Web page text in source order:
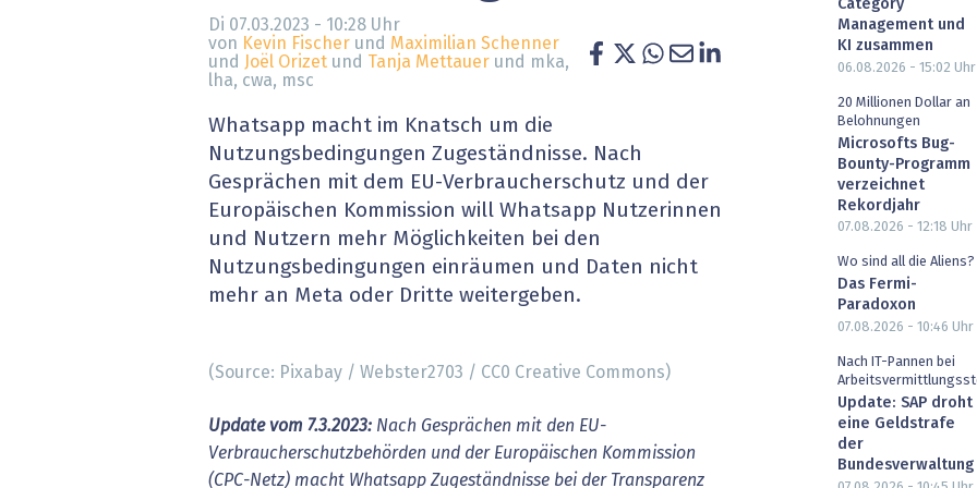
» alle News
EU-DSGVO
XaaS, Managed Services & Co.
Digital Banking
» alle Dossiers
Artificial Intelligence
Fintech & Insurtech
Professional AV & Digital Signage
Di 07.03.2023 - 10:28 Uhr
von Kevin Fischer und Maximilian Schenner
und Joël Orizet und Tanja Mettauer und mka,
lha, cwa, msc
Whatsapp macht im Knatsch um die
Nutzungsbedingungen Zugeständnisse. Nach
Gesprächen mit dem EU-Verbraucherschutz und der
Europäischen Kommission will Whatsapp Nutzerinnen
und Nutzern mehr Möglichkeiten bei den
Nutzungsbedingungen einräumen und Daten nicht
mehr an Meta oder Dritte weitergeben.
(Source: Pixabay / Webster2703 / CC0 Creative Commons)
Update vom 7.3.2023: Nach Gesprächen mit den EU-
Verbraucherschutzbehörden und der Europäischen Kommission
(CPC-Netz) macht Whatsapp Zugeständnisse bei der Transparenz
Category
Management und
KI zusammen
06.08.2026 - 15:02 Uhr
20 Millionen Dollar an
Belohnungen
Microsofts Bug-
Bounty-Programm
verzeichnet
Rekordjahr
07.08.2026 - 12:18 Uhr
Wo sind all die Aliens?
Das Fermi-
Paradoxon
07.08.2026 - 10:46 Uhr
Nach IT-Pannen bei
Update: SAP droht
eine Geldstrafe
der
Bundesverwaltung